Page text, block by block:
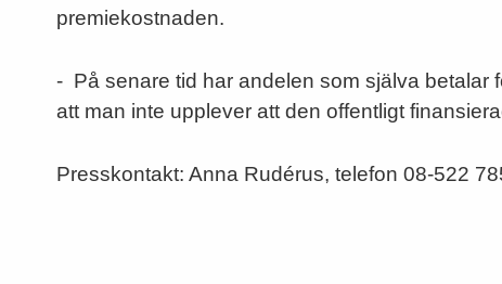
premiekostnaden.
- På senare tid har andelen som själva betalar
att man inte upplever att den offentligt
Presskontakt: Anna Rudérus, telefon 08-522